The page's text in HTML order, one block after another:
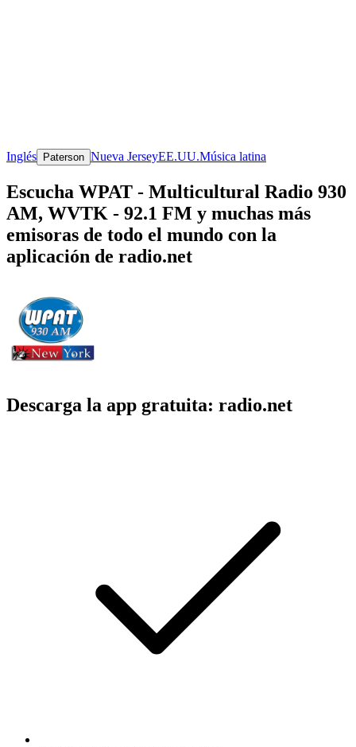
Inglés Paterson Nueva JerseyEE.UU.Música latina
Escucha WPAT - Multicultural Radio 930
AM, WVTK - 92.1 FM y muchas más
emisoras de todo el mundo con la
aplicación de radio.net
Descarga la app gratuita: radio.net